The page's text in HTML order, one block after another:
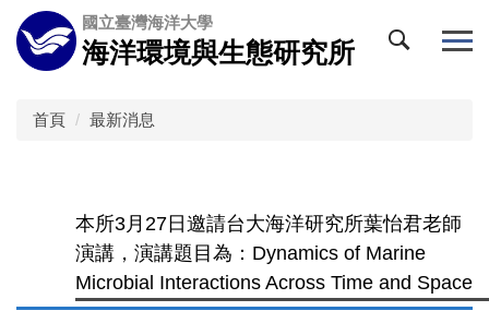
跳
到
主
國立臺灣海洋大學
海洋環境與生態研究所
首頁 最新消息
本所3月27日邀請台大海洋研究所葉怡君老師
演講，演講題目為：Dynamics of Marine
Microbial Interactions Across Time and Space